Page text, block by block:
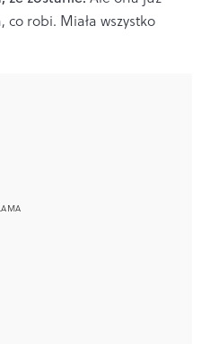
co robi. Miała wszystko